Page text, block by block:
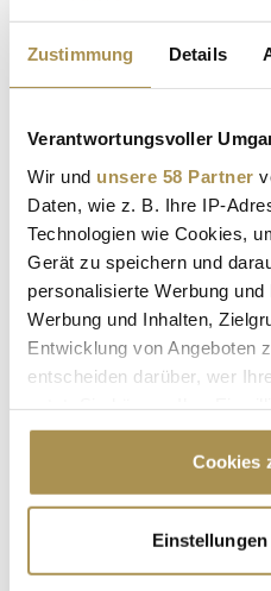
Zustimmung Details
Verantwortungsvoller
Wir und unsere 58 Partner
Daten, wie z. B. Ihre IP-
Technologien wie Cookies,
Gerät zu speichern und
personalisierte Werbung
Werbung und Inhalten,
Entwicklung von Angeboten
entscheiden darüber, wer
Cookie-Erklärung oder
Trigger Symbol ändern oder
Informationen über
erfassen, welche bis
Cookies